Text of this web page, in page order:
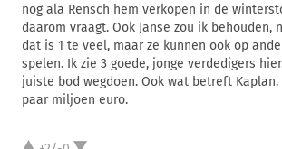
nog ala Rensch hem verkopen in de
daarom vraagt. Ook Janse zou ik behouden,
dat is 1 te veel, maar ze kunnen ook op
spelen. Ik zie 3 goede, jonge verdedigers
juiste bod wegdoen. Ook wat betreft
paar miljoen euro.